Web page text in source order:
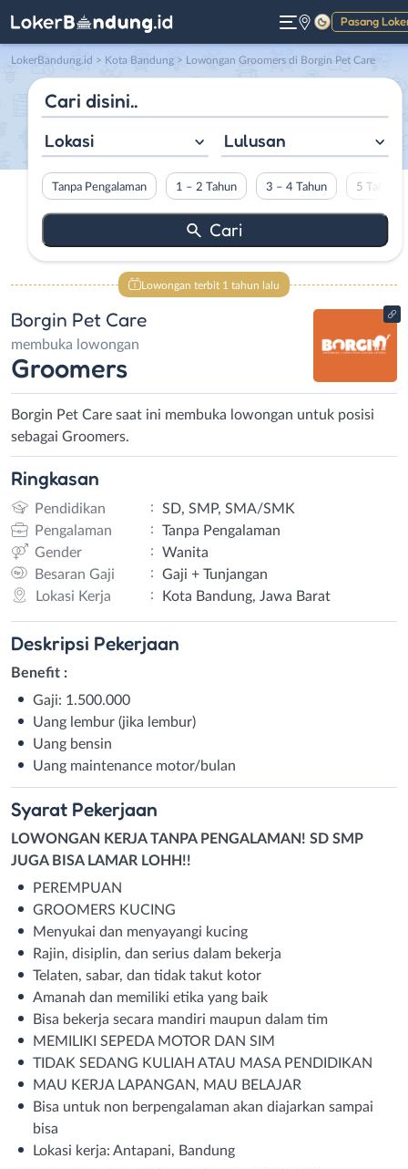
Pasang
Gelap
LokerBandung.id > Kota Bandung > Lowongan Groomers di Borgin Pet Care
Lokasi Lulusan
Tanpa Pengalaman 1 – 2 Tahun 3 – 4 Tahun 5 Tahun
Lowongan terbit 1 tahun lalu
Borgin Pet Care
membuka lowongan
Groomers
Borgin Pet Care saat ini membuka lowongan untuk posisi
sebagai Groomers.
Ringkasan
Pendidikan :
SD, SMP, SMA/SMK
Pengalaman
:
Tanpa Pengalaman
Gender
:
Wanita
Besaran Gaji
:
Gaji + Tunjangan
Lokasi Kerja
: Kota Bandung, Jawa Barat
Deskripsi Pekerjaan
Benefit :
Gaji: 1.500.000
Uang lembur (jika lembur)
Uang bensin
Uang maintenance motor/bulan
Syarat Pekerjaan
LOWONGAN KERJA TANPA PENGALAMAN! SD SMP
JUGA BISA LAMAR LOHH!!
PEREMPUAN
GROOMERS KUCING
Menyukai dan menyayangi kucing
Rajin, disiplin, dan serius dalam bekerja
Telaten, sabar, dan tidak takut kotor
Amanah dan memiliki etika yang baik
Bisa bekerja secara mandiri maupun dalam tim
MEMILIKI SEPEDA MOTOR DAN SIM
TIDAK SEDANG KULIAH ATAU MASA PENDIDIKAN
MAU KERJA LAPANGAN, MAU BELAJAR
Bisa untuk non berpengalaman akan diajarkan sampai
bisa
Lokasi kerja: Antapani, Bandung